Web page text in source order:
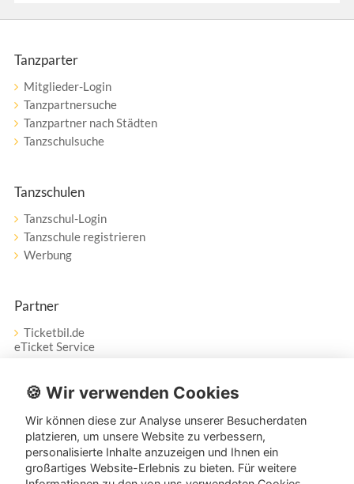
Tanzparter
Mitglieder-Login
Tanzpartnersuche
Tanzpartner nach Städten
Tanzschulsuche
Tanzschulen
Tanzschul-Login
Tanzschule registrieren
Werbung
Partner
Ticketbil.de
eTicket Service
Vertrag widerrufen
Service
Unser Tanzpartner-Service hilft Ihnen bei Fragen und
🍪 Wir verwenden Cookies
Wir können diese zur Analyse unserer Besucherdaten
platzieren, um unsere Website zu verbessern,
personalisierte Inhalte anzuzeigen und Ihnen ein
großartiges Website-Erlebnis zu bieten. Für weitere